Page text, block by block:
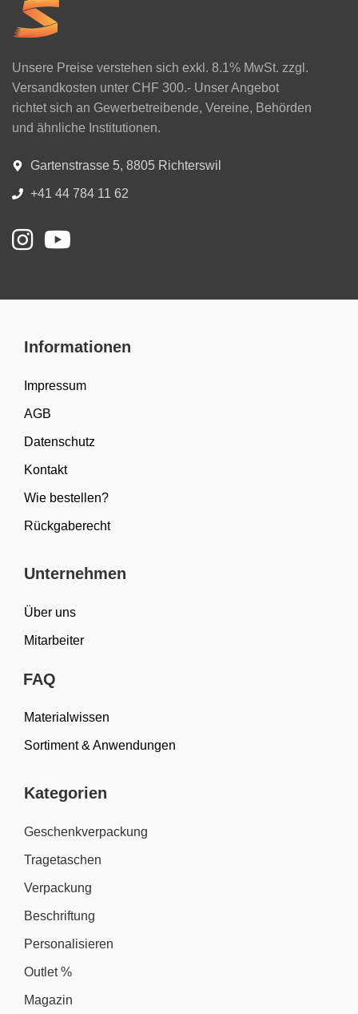
Unsere Preise verstehen sich exkl. 8.1% MwSt. zzgl.
Versandkosten unter CHF 300.- Unser Angebot
richtet sich an Gewerbetreibende, Vereine, Behörden
und ähnliche Institutionen.
Gartenstrasse 5, 8805 Richterswil
+41 44 784 11 62
Informationen
Impressum
AGB
Datenschutz
Kontakt
Wie bestellen?
Rückgaberecht
Unternehmen
Über uns
Mitarbeiter
FAQ
Materialwissen
Sortiment & Anwendungen
Kategorien
Geschenkverpackung
Tragetaschen
Verpackung
Beschriftung
Personalisieren
Outlet %
Magazin